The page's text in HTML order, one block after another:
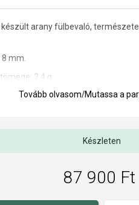
arany fülbevaló,
mm.
2,4 g.
11 mm.
Tovább olvasom/Mutassa a
Készleten
87 900 Ft